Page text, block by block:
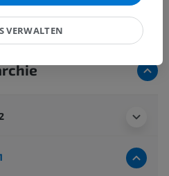
VERWALTEN